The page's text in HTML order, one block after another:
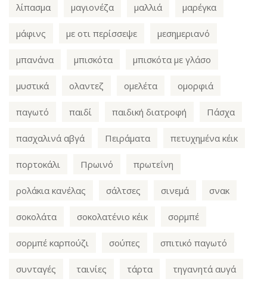
λίπασμα μαγιονέζα μαλλιά μαρέγκα
μάφινς με οτι περίσσεψε μεσημεριανό
μπανάνα μπισκότα μπισκότα με γλάσο
μυστικά ολαντεζ ομελέτα ομορφιά
παγωτό παιδί παιδική διατροφή Πάσχα
πασχαλινά αβγά Πειράματα πετυχημένα κέικ
πορτοκάλι Πρωινό πρωτεΐνη
ρολάκια κανέλας σάλτσες σινεμά σνακ
σοκολάτα σοκολατένιο κέικ σορμπέ
σορμπέ καρπούζι σούπες σπιτικό παγωτό
συνταγές ταινίες τάρτα τηγανητά αυγά